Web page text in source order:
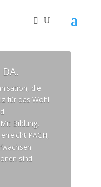
die
für das Wohl
Bildung,
PACH,
sind